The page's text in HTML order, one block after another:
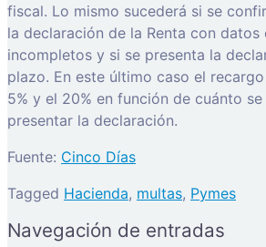
fiscal. Lo mismo sucederá si se
la declaración de la Renta con datos
incompletos y si se presenta la
plazo. En este último caso el
5% y el 20% en función de cuánto
presentar la declaración.
Fuente: Cinco Días
Tagged Hacienda, multas, Pymes
Navegación de entradas